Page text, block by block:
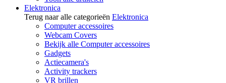
Elektronica
Terug naar alle categorieën Elektronica
Computer accessoires
Webcam Covers
Bekijk alle Computer accessoires
Gadgets
Actiecamera's
Activity trackers
VR brillen